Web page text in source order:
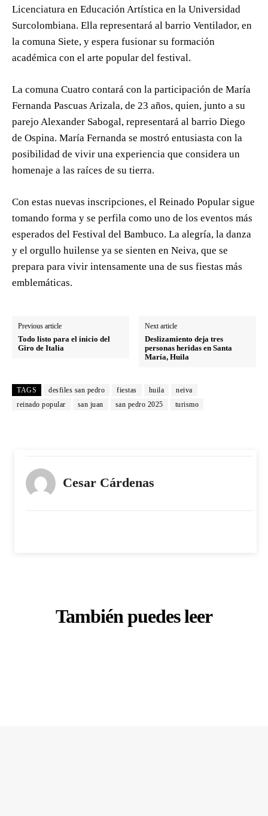
Licenciatura en Educación Artística en la Universidad
Surcolombiana. Ella representará al barrio Ventilador, en
la comuna Siete, y espera fusionar su formación
académica con el arte popular del festival.
La comuna Cuatro contará con la participación de María
Fernanda Pascuas Arizala, de 23 años, quien, junto a su
parejo Alexander Sabogal, representará al barrio Diego
de Ospina. María Fernanda se mostró entusiasta con la
posibilidad de vivir una experiencia que considera un
homenaje a las raíces de su tierra.
Con estas nuevas inscripciones, el Reinado Popular sigue
tomando forma y se perfila como uno de los eventos más
esperados del Festival del Bambuco. La alegría, la danza
y el orgullo huilense ya se sienten en Neiva, que se
prepara para vivir intensamente una de sus fiestas más
emblemáticas.
Previous article
Todo listo para el inicio del
Giro de Italia
Next article
Deslizamiento deja tres
personas heridas en Santa
María, Huila
TAGS desfiles san pedro fiestas huila
neiva
reinado popular
san juan san pedro 2025 turismo
Cesar Cárdenas
También puedes leer